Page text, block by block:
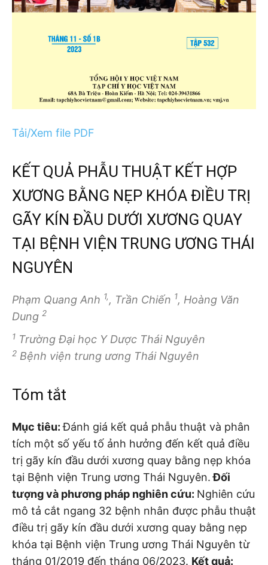
Tải/Xem file PDF
KẾT QUẢ PHẪU THUẬT KẾT HỢP
XƯƠNG BẰNG NẸP KHÓA ĐIỀU TRỊ
GÃY KÍN ĐẦU DƯỚI XƯƠNG QUAY
TẠI BỆNH VIỆN TRUNG ƯƠNG THÁI
NGUYÊN
Phạm Quang Anh 1,, Trần Chiến 1, Hoàng Văn
Dung 2
1 Trường Đại học Y Dược Thái Nguyên
2 Bệnh viện trung ương Thái Nguyên
Tóm tắt
Mục tiêu:Đánh giá kết quả phẫu thuật và phân
tích một số yếu tố ảnh hưởng đến kết quả điều
trị gãy kín đầu dưới xương quay bằng nẹp khóa
tại Bệnh viện Trung ương Thái Nguyên.Đối
tượng và phương pháp nghiên cứu: Nghiên cứu
mô tả cắt ngang 32 bệnh nhân được phẫu thuật
điều trị gãy kín đầu dưới xương quay bằng nẹp
khóa tại Bệnh viện Trung ương Thái Nguyên từ
tháng 01/2019 đến tháng 06/2023. Kết quả: